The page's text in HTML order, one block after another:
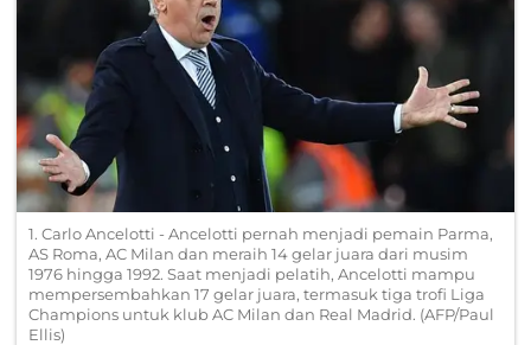
1. Carlo Ancelotti - Ancelotti pernah menjadi pemain Parma,
AS Roma, AC Milan dan meraih 14 gelar juara dari musim
1976 hingga 1992. Saat menjadi pelatih, Ancelotti mampu
mempersembahkan 17 gelar juara, termasuk tiga trofi Liga
Champions untuk klub AC Milan dan Real Madrid. (AFP/Paul
Ellis)